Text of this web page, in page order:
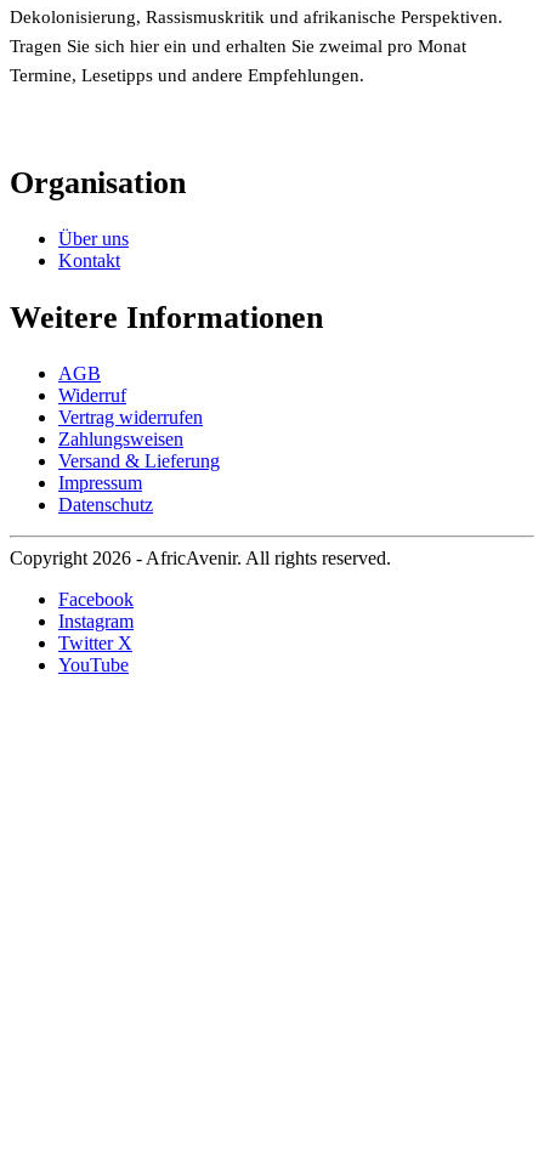
Dekolonisierung, Rassismuskritik und afrikanische Perspektiven.
Tragen Sie sich hier ein und erhalten Sie zweimal pro Monat
Termine, Lesetipps und andere Empfehlungen.
Organisation
Über uns
Kontakt
Weitere Informationen
AGB
Widerruf
Vertrag widerrufen
Zahlungsweisen
Versand & Lieferung
Impressum
Datenschutz
Copyright 2026 - AfricAvenir. All rights reserved.
Facebook
Instagram
Twitter X
YouTube